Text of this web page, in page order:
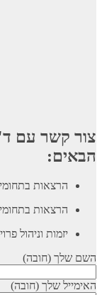
צור קשר עם
הבאים:
הרצאות בתחומי
הרצאות
יזמות וניהול
השם שלך (חובה)
האימייל שלך (חובה)